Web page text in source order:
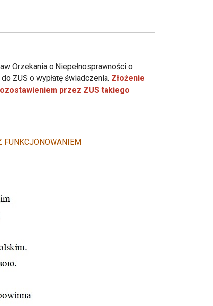
Orzekania o Niepełnosprawności o
ZUS o wypłatę świadczenia. Złożenie
przez ZUS takiego
FUNKCJONOWANIEM